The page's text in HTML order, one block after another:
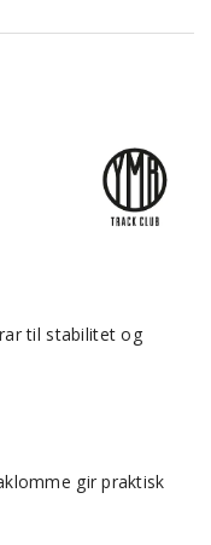
til stabilitet og
gir praktisk